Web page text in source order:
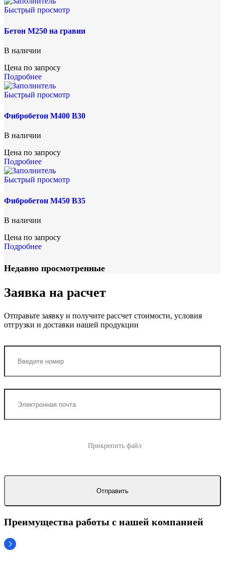
Быстрый просмотр
Бетон М250 на гравии
В наличии
Цена по запросу
Подробнее
Быстрый просмотр
Фибробетон М400 B30
В наличии
Цена по запросу
Подробнее
Быстрый просмотр
Фибробетон М450 B35
В наличии
Цена по запросу
Подробнее
Недавно просмотренные
Заявка на расчет
Отправьте заявку и получите рассчет стоимости, условия
отгрузки и доставки нашей продукции
Прикрепить файл
Преимущества работы с нашей компанией